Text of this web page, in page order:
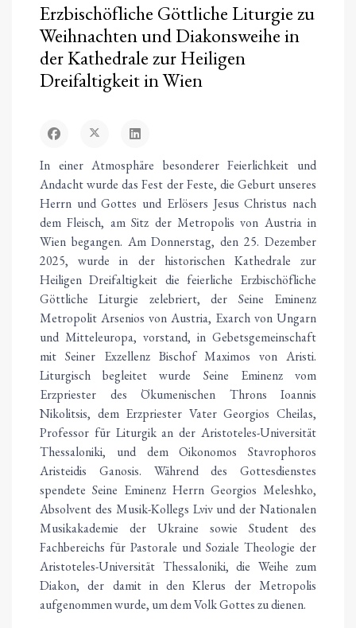
Erzbischöfliche Göttliche Liturgie zu
Weihnachten und Diakonsweihe in
der Kathedrale zur Heiligen
Dreifaltigkeit in Wien
In einer Atmosphäre besonderer Feierlichkeit und
Andacht wurde das Fest der Feste, die Geburt unseres
Herrn und Gottes und Erlösers Jesus Christus nach
dem Fleisch, am Sitz der Metropolis von Austria in
Wien begangen. Am Donnerstag, den 25. Dezember
2025, wurde in der historischen Kathedrale zur
Heiligen Dreifaltigkeit die feierliche Erzbischöfliche
Göttliche Liturgie zelebriert, der Seine Eminenz
Metropolit Arsenios von Austria, Exarch von Ungarn
und Mitteleuropa, vorstand, in Gebetsgemeinschaft
mit Seiner Exzellenz Bischof Maximos von Aristi.
Liturgisch begleitet wurde Seine Eminenz vom
Erzpriester des Ökumenischen Throns Ioannis
Nikolitsis, dem Erzpriester Vater Georgios Cheilas,
Professor für Liturgik an der Aristoteles-Universität
Thessaloniki, und dem Oikonomos Stavrophoros
Aristeidis Ganosis. Während des Gottesdienstes
spendete Seine Eminenz Herrn Georgios Meleshko,
Absolvent des Musik-Kollegs Lviv und der Nationalen
Musikakademie der Ukraine sowie Student des
Fachbereichs für Pastorale und Soziale Theologie der
Aristoteles-Universität Thessaloniki, die Weihe zum
Diakon, der damit in den Klerus der Metropolis
aufgenommen wurde, um dem Volk Gottes zu dienen.